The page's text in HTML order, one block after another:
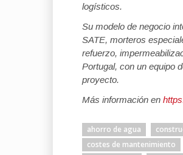
logísticos.
Su modelo de negocio
SATE, morteros
refuerzo,
Portugal, con un equipo
proyecto.
Más información en
ahorro de agua
costes de mantenimiento